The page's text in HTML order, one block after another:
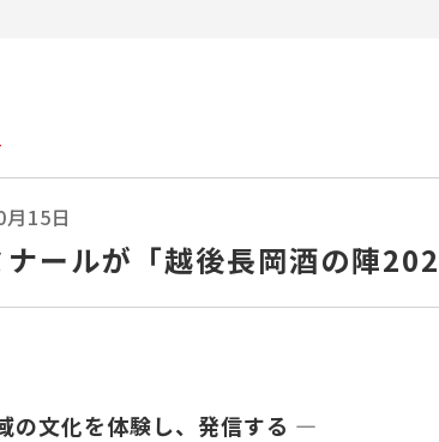
15日
ールが「越後長岡酒の陣
の文化を体験し、発信する ―